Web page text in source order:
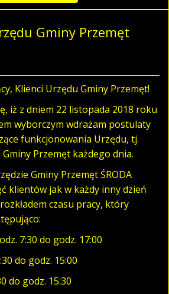
Gminy Przemęt
Klienci Urzędu Gminy Przemęt!
iż z dniem 22 listopada 2018 roku
wyborczym wdrażam postulaty
funkcjonowania Urzędu, tj.
Przemęt każdego dnia.
Gminy Przemęt ŚRODA
klientów jak w każdy inny dzień
czasu pracy, który
7:30 do godz. 17:00
do godz. 15:00
do godz. 15:30